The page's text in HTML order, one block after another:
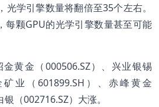
学引擎数量将翻倍至35个左右。
每颗GPU的光学引擎数量甚至可能
黄金（000506.SZ）、兴业银锡
矿业（601899.SH）、赤峰黄金
（002716.SZ）大涨。